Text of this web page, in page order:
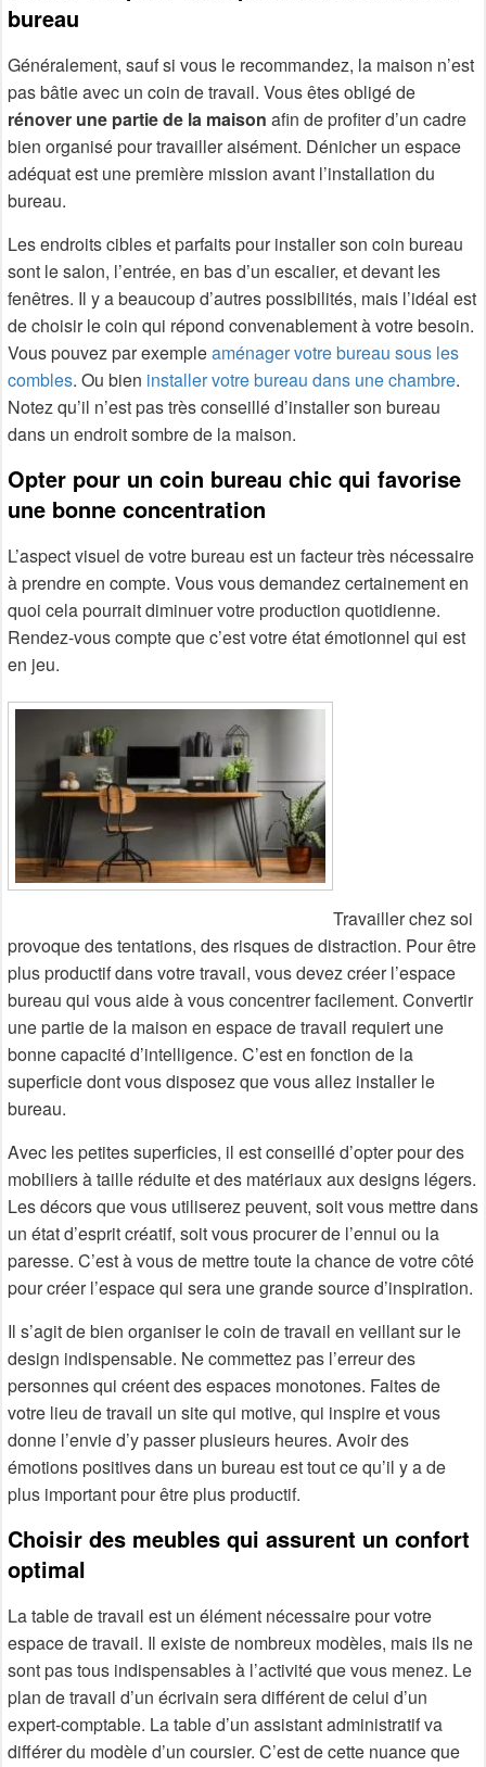
bureau
Généralement, sauf si vous le recommandez, la maison n’est
pas bâtie avec un coin de travail. Vous êtes obligé de
rénover une partie de la maison afin de profiter d’un cadre
bien organisé pour travailler aisément. Dénicher un espace
adéquat est une première mission avant l’installation du
bureau.
Les endroits cibles et parfaits pour installer son coin bureau
sont le salon, l’entrée, en bas d’un escalier, et devant les
fenêtres. Il y a beaucoup d’autres possibilités, mais l’idéal est
de choisir le coin qui répond convenablement à votre besoin.
Vous pouvez par exempleaménager votre bureau sous les
combles. Ou bien installer votre bureau dans une chambre.
Notez qu’il n’est pas très conseillé d’installer son bureau
dans un endroit sombre de la maison.
Opter pour un coin bureau chic qui favorise
une bonne concentration
L’aspect visuel de votre bureau est un facteur très nécessaire
à prendre en compte. Vous vous demandez certainement en
quoi cela pourrait diminuer votre production quotidienne.
Rendez-vous compte que c’est votre état émotionnel qui est
en jeu.
Travailler chez soi
provoque des tentations, des risques de distraction. Pour être
plus productif dans votre travail, vous devez créer l’espace
bureau qui vous aide à vous concentrer facilement. Convertir
une partie de la maison en espace de travail requiert une
bonne capacité d’intelligence. C’est en fonction de la
superficie dont vous disposez que vous allez installer le
bureau.
Avec les petites superficies, il est conseillé d’opter pour des
mobiliers à taille réduite et des matériaux aux designs légers.
Les décors que vous utiliserez peuvent, soit vous mettre dans
un état d’esprit créatif, soit vous procurer de l’ennui ou la
paresse. C’est à vous de mettre toute la chance de votre côté
pour créer l’espace qui sera une grande source d’inspiration.
Il s’agit de bien organiser le coin de travail en veillant sur le
design indispensable. Ne commettez pas l’erreur des
personnes qui créent des espaces monotones. Faites de
votre lieu de travail un site qui motive, qui inspire et vous
donne l’envie d’y passer plusieurs heures. Avoir des
émotions positives dans un bureau est tout ce qu’il y a de
plus important pour être plus productif.
Choisir des meubles qui assurent un confort
optimal
La table de travail est un élément nécessaire pour votre
espace de travail. Il existe de nombreux modèles, mais ils ne
sont pas tous indispensables à l’activité que vous menez. Le
plan de travail d’un écrivain sera différent de celui d’un
expert-comptable. La table d’un assistant administratif va
différer du modèle d’un coursier. C’est de cette nuance que